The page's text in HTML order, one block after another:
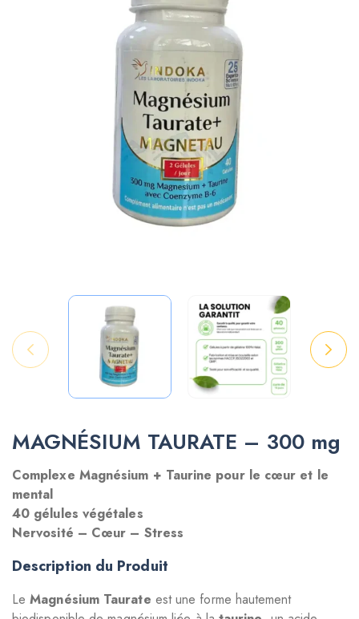
MAGNÉSIUM TAURATE – 300 mg
Complexe Magnésium + Taurine pour le cœur et le
mental
40 gélules végétales
Nervosité – Cœur – Stress
Description du Produit
LeMagnésium Taurate est une forme hautement